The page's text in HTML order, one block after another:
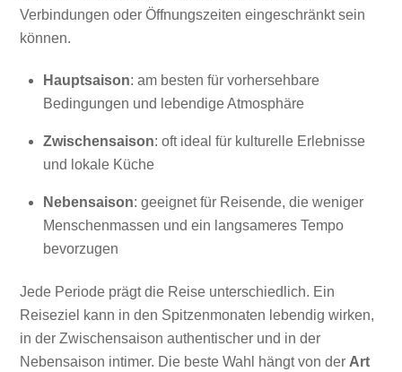
Verbindungen oder Öffnungszeiten eingeschränkt sein
können.
Hauptsaison: am besten für vorhersehbare
Bedingungen und lebendige Atmosphäre
Zwischensaison: oft ideal für kulturelle Erlebnisse
und lokale Küche
Nebensaison: geeignet für Reisende, die weniger
Menschenmassen und ein langsameres Tempo
bevorzugen
Jede Periode prägt die Reise unterschiedlich. Ein
Reiseziel kann in den Spitzenmonaten lebendig wirken,
in der Zwischensaison authentischer und in der
Nebensaison intimer. Die beste Wahl hängt von der Art